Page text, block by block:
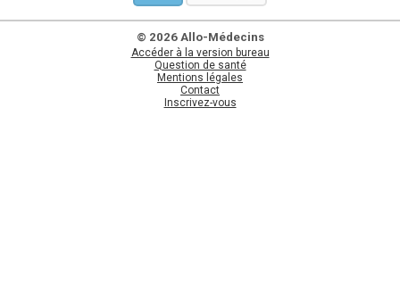
© 2026 Allo-Médecins
Accéder à la version bureau
Question de santé
Mentions légales
Contact
Inscrivez-vous